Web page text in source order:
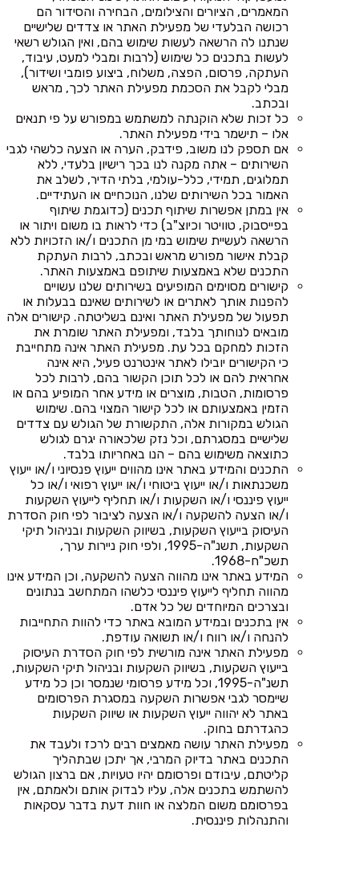
המאמרים, הציורים והצילומים, הבחירה והסידור הם
רכושה הבלעדי של מפעילת האתר או צדדים שלישיים
שנתנו לה הרשאה לעשות שימוש בהם, ואין הגולש רשאי
לעשות בתכנים כל שימוש (לרבות ומבלי למעט, עיבוד,
העתקה, פרסום, הפצה, משלוח, ביצוע פומבי ושידור),
מבלי לקבל את הסכמת מפעילת האתר לכך, מראש
ובכתב.
כל זכות שלא הוקנתה למשתמש במפורש על פי תנאים
אלו – תישמר בידי מפעילת האתר.
אם תספק לנו משוב, פידבק, הערה או הצעה כלשהי לגבי
השירותים – אתה מקנה לנו בכך רישיון בלעדי, ללא
תמלוגים, תמידי, כלל-עולמי, בלתי הדיר, לשלב את
האמור בכל השירותים שלנו, הנוכחיים או העתידיים.
אין במתן אפשרות שיתוף תכנים (כדוגמת שיתוף
בפייסבוק, טוויטר וכיוצ"ב) כדי לראות בו משום ויתור או
הרשאה לעשיית שימוש במי מן התכנים ו/או הזכויות ללא
קבלת אישור מפורש מראש ובכתב, לרבות העתקת
התכנים שלא באמצעות שיתופם באמצעות האתר.
קישורים מסוימים המופיעים בשירותים שלנו עשויים
להפנות אותך לאתרים או לשירותים שאינם בבעלות או
תפעול של מפעילת האתר ואינם בשליטתה. קישורים אלה
מובאים לנוחותך בלבד, ומפעילת האתר שומרת את
הזכות למחקם בכל עת. מפעילת האתר אינה מתחייבת
כי הקישורים יובילו לאתר אינטרנט פעיל, היא אינה
אחראית להם או לכל תוכן הקשור בהם, לרבות לכל
פרסומות, הטבות, מוצרים או מידע אחר המופיע בהם או
הזמין באמצעותם או לכל קישור המצוי בהם. שימוש
הגולש במקורות אלה, התקשורת של הגולש עם צדדים
שלישיים במסגרתם, וכל נזק שלכאורה יגרם לגולש
כתוצאה משימוש בהם – הנו באחריותו בלבד.
התכנים והמידע באתר אינו מהווים ייעוץ פנסיוני ו/או ייעוץ
משכנתאות ו/או ייעוץ ביטוחי ו/או ייעוץ רפואי ו/או כל
ייעוץ פיננסי ו/או השקעות ו/או תחליף לייעוץ השקעות
ו/או הצעה להשקעה ו/או הצעה לציבור לפי חוק הסדרת
העיסוק בייעוץ השקעות, בשיווק השקעות ובניהול תיקי
השקעות, תשנ"ה-1995, ולפי חוק ניירות ערך,
תשכ"ח-1968.
המידע באתר אינו מהווה הצעה להשקעה, וכן המידע אינו
מהווה תחליף לייעוץ פיננסי כלשהו המתחשב בנתונים
ובצרכים המיוחדים של כל אדם.
אין בתכנים ובמידע המובא באתר כדי להוות התחייבות
להנחה ו/או רווח ו/או תשואה עודפת.
מפעילת האתר אינה מורשית לפי חוק הסדרת העיסוק
בייעוץ השקעות, בשיווק השקעות ובניהול תיקי השקעות,
תשנ"ה-1995, וכל מידע פרסומי שנמסר וכן כל מידע
שיימסר לגבי אפשרות השקעה במסגרת הפרסומים
באתר לא יהווה ייעוץ השקעות או שיווק השקעות
כהגדרתם בחוק.
מפעילת האתר עושה מאמצים רבים לרכז ולעבד את
התכנים באתר בדיוק המרבי, אך יתכן שבתהליך
קליטתם, עיבודם ופרסומם יהיו טעויות, אם ברצון הגולש
להשתמש בתכנים אלה, עליו לבדוק אותם ולאמתם, אין
בפרסומם משום המלצה או חוות דעת בדבר עסקאות
והתנהלות פיננסית.